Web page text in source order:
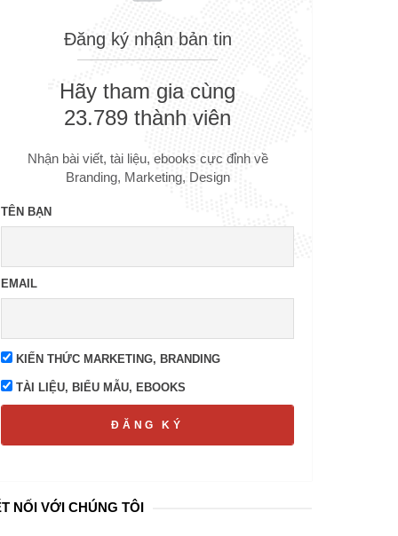
Đăng ký nhận bản tin
Hãy tham gia cùng
23.789 thành viên
Nhận bài viết, tài liệu, ebooks cực đỉnh về
Branding, Marketing, Design
TÊN BẠN
EMAIL
KIẾN THỨC MARKETING, BRANDING
TÀI LIỆU, BIỂU MẪU, EBOOKS
ĐĂNG KÝ
NỐI VỚI CHÚNG TÔI